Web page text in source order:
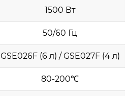
1500 Вт
50/60 Гц
GSE026F (6 л) / GSE027F (4 л)
80-200℃